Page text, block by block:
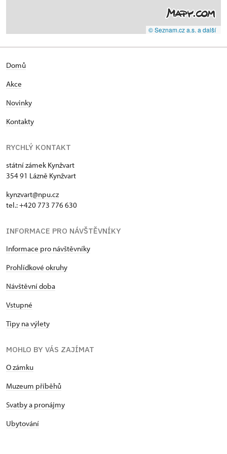
© Seznam.cz a.s. a další
Domů
Akce
Novinky
Kontakty
RYCHLÝ KONTAKT
státní zámek Kynžvart
354 91 Lázně Kynžvart
kynzvart@npu.cz
tel.: +420 773 776 630
INFORMACE PRO NÁVŠTĚVNÍKY
Informace pro návštěvníky
Prohlídkové okruhy
Návštěvní doba
Vstupné
Tipy na výlety
MOHLO BY VÁS ZAJÍMAT
O zámku
Muzeum příběhů
Svatby a pronájmy
Ubytování